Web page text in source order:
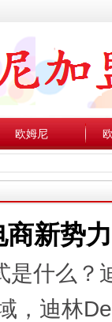
欧姆尼
新势
是什么？
，迪林